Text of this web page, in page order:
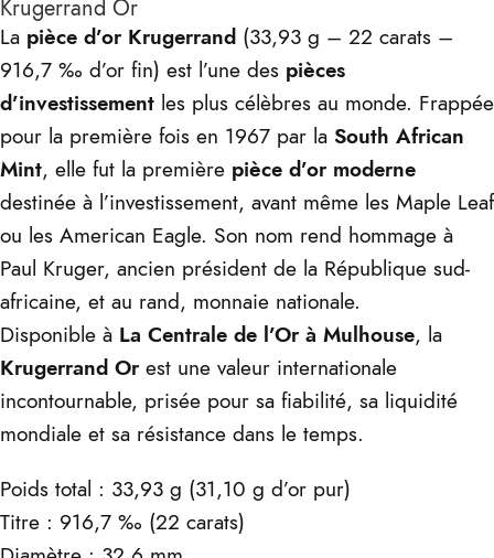
Krugerrand Or
La pièce d’or Krugerrand (33,93 g – 22 carats –
916,7 ‰ d’or fin) est l’une des pièces
d’investissement les plus célèbres au monde. Frappée
pour la première fois en 1967 par la South African
Mint, elle fut la première pièce d’or moderne
destinée à l’investissement, avant même les Maple Leaf
ou les American Eagle. Son nom rend hommage à
Paul Kruger, ancien président de la République sud-
africaine, et au rand, monnaie nationale.
Disponible à La Centrale de l’Or à Mulhouse, la
Krugerrand Orest une valeur internationale
incontournable, prisée pour sa fiabilité, sa liquidité
mondiale et sa résistance dans le temps.
Poids total : 33,93 g (31,10 g d’or pur)
Titre : 916,7 ‰ (22 carats)